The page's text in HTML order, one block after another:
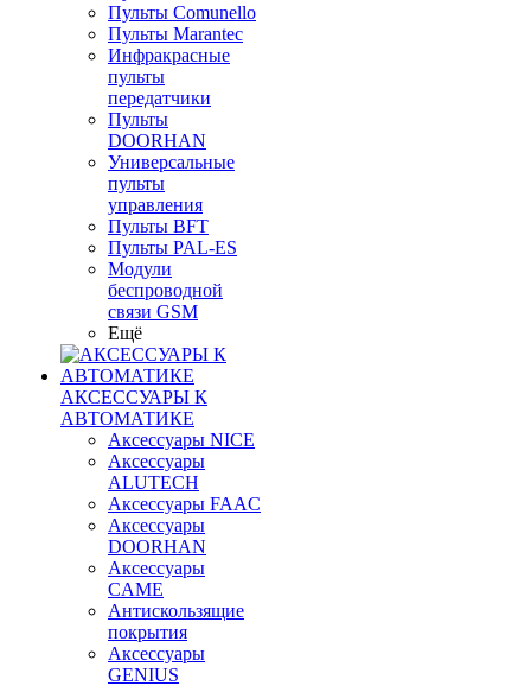
Пульты Сomunello
Пульты Marantec
Инфракрасные
пульты
передатчики
Пульты
DOORHAN
Универсальные
пульты
управления
Пульты BFT
Пульты PAL-ES
Модули
беспроводной
связи GSM
Ещё
АКСЕССУАРЫ К
АВТОМАТИКЕ
Аксессуары NICE
Аксессуары
ALUTECH
Аксессуары FAAC
Аксессуары
DOORHAN
Аксессуары
CAME
Антискользящие
покрытия
Аксессуары
GENIUS